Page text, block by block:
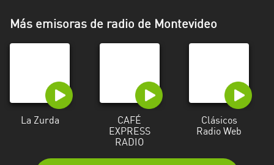
Más emisoras de radio de Montevideo
La Zurda
CAFÉ
EXPRESS
RADIO
Clásicos
Radio Web